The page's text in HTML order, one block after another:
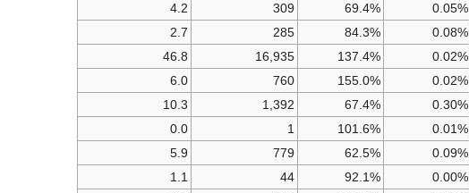
0.05%
69.4%
309
4.2
0.08%
84.3%
285
2.7
0.02%
137.4%
16,935
46.8
0.02%
155.0%
760
6.0
0.30%
67.4%
1,392
10.3
0.01%
101.6%
1
0.0
0.09%
62.5%
779
5.9
0.00%
92.1%
44
1.1